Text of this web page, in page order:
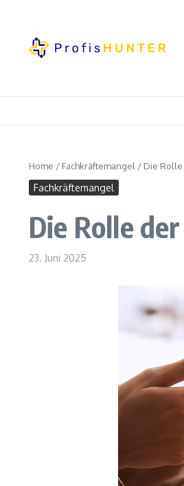
Home / Fachkräftemangel / Die
Fachkräftemangel
Die Rolle
23. Juni 2025